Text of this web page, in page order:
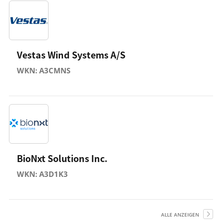
Vestas Wind Systems A/S
WKN: A3CMNS
BioNxt Solutions Inc.
WKN: A3D1K3
ALLE ANZEIGEN